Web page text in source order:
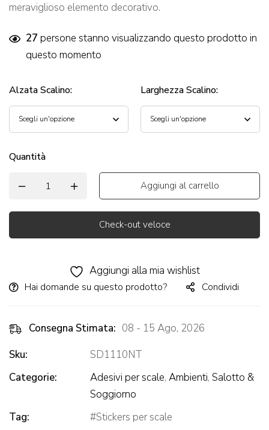
meraviglioso elemento decorativo.
27 persone stanno visualizzando questo prodotto in
questo momento
Alzata Scalino: Larghezza Scalino:
Quantità
Aggiungi al carrello
Check-out veloce
Aggiungi alla mia wishlist
Hai domande su questo prodotto? Condividi
Consegna Stimata: 08 - 15 Ago, 2026
Sku:
SD1110NT
Categorie:
Adesivi per scale, Ambienti, Salotto &
Soggiorno
Tag:
Stickers per scale